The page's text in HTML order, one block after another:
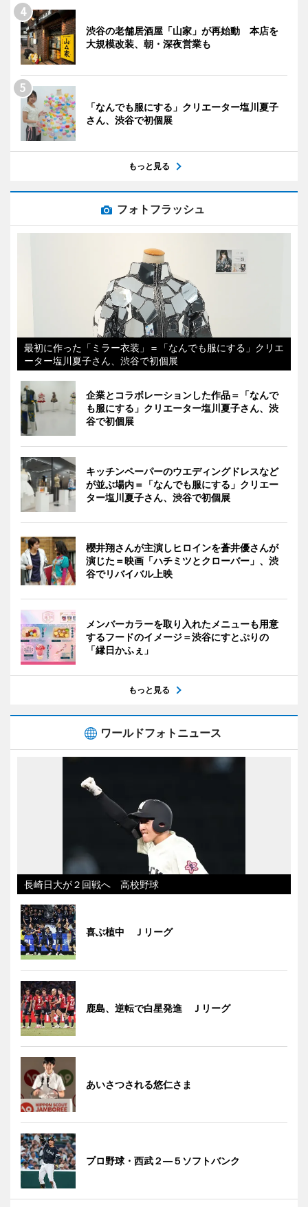
渋谷の老舗居酒屋「山家」が再始動 本店を
大規模改装、朝・深夜営業も
「なんでも服にする」クリエーター塩川夏子
さん、渋谷で初個展
もっと見る
フォトフラッシュ
最初に作った「ミラー衣装」＝「なんでも服にする」クリエ
ーター塩川夏子さん、渋谷で初個展
企業とコラボレーションした作品＝「なんで
も服にする」クリエーター塩川夏子さん、渋
谷で初個展
キッチンペーパーのウエディングドレスなど
が並ぶ場内＝「なんでも服にする」クリエー
ター塩川夏子さん、渋谷で初個展
櫻井翔さんが主演しヒロインを蒼井優さんが
演じた＝映画「ハチミツとクローバー」、渋
谷でリバイバル上映
メンバーカラーを取り入れたメニューも用意
するフードのイメージ＝渋谷にすとぷりの
「縁日かふぇ」
もっと見る
ワールドフォトニュース
長崎日大が２回戦へ 高校野球
喜ぶ植中 Ｊリーグ
鹿島、逆転で白星発進 Ｊリーグ
あいさつされる悠仁さま
プロ野球・西武２―５ソフトバンク